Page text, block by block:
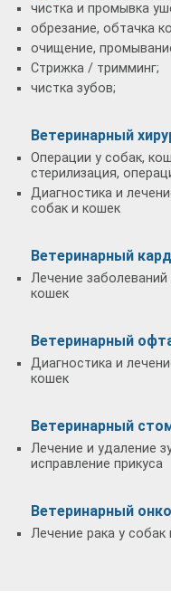
чистка и промывка
обрезание, обтачка
очищение,
Стрижка / тримминг;
чистка зубов;
Ветеринарный
Операции у собак,
стерилизация,
Диагностика и
собак и кошек
Ветеринарный
Лечение
кошек
Ветеринарный
Диагностика и
кошек
Ветеринарный
Лечение и удаление
исправление прикуса
Ветеринарный
Лечение рака у собак